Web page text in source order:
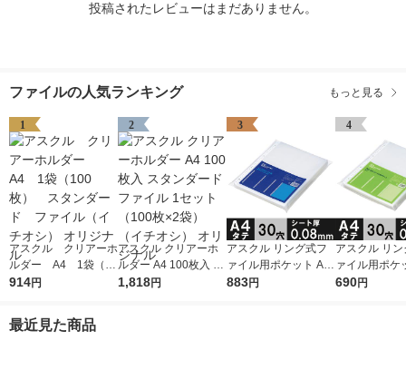
投稿されたレビューはまだありません。
ファイルの人気ランキング もっと見る
1
アスクル クリアーホ
ルダー A4 1袋（10
0枚） スタンダー
914円
2
アスクル クリアーホ
ルダー A4 100枚入 ス
タンダード ファイル
1,818円
3
アスクル リング式フ
ァイル用ポケット A4
タテ 30穴 厚さ0.08m
883円
4
アスクル リ
ァイル用ポケ
タテ 30穴 厚
690円
最近見た商品